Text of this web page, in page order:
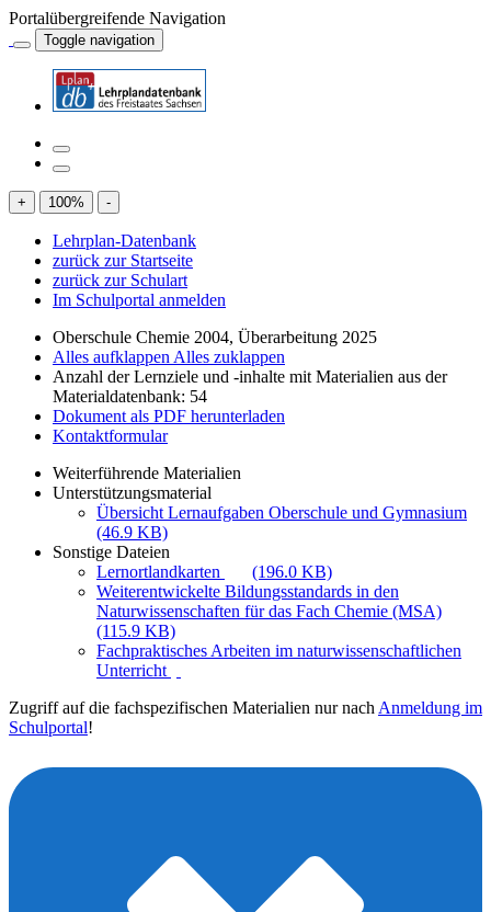
Portalübergreifende Navigation
Toggle navigation
+ 100% -
Lehrplan-Datenbank
zurück zur Startseite
zurück zur Schulart
Im Schulportal anmelden
Oberschule Chemie 2004, Überarbeitung 2025
Alles aufklappen Alles zuklappen
Anzahl der Lernziele und -inhalte mit Materialien aus der
Materialdatenbank: 54
Dokument als PDF herunterladen
Kontaktformular
Weiterführende Materialien
Unterstützungsmaterial
Übersicht Lernaufgaben Oberschule und Gymnasium
(46.9 KB)
Sonstige Dateien
Lernortlandkarten
(196.0 KB)
Weiterentwickelte Bildungsstandards in den
Naturwissenschaften für das Fach Chemie (MSA)
(115.9 KB)
Fachpraktisches Arbeiten im naturwissenschaftlichen
Unterricht
Zugriff auf die fachspezifischen Materialien nur nach Anmeldung im
Schulportal!